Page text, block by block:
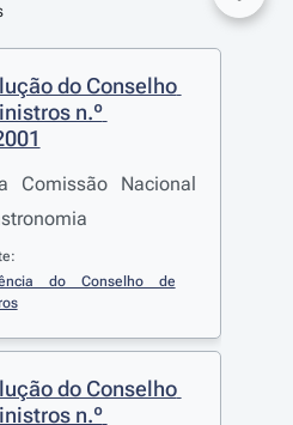
do Conselho
n.º
Comissão Nacional
do Conselho de
do Conselho
n.º